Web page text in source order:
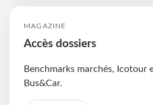
MAGAZINE
Accès dossiers
Benchmarks marchés, Icotour
Bus&Car.